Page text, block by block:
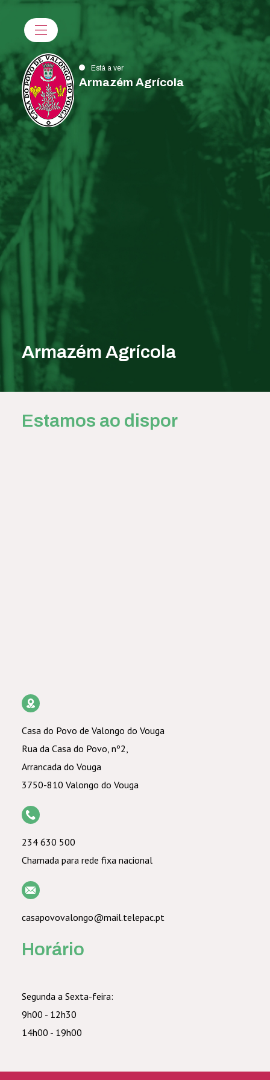
Está a ver
Armazém Agrícola
Armazém Agrícola
Estamos ao dispor
Casa do Povo de Valongo do Vouga
Rua da Casa do Povo, nº2,
Arrancada do Vouga
3750-810 Valongo do Vouga
234 630 500
Chamada para rede fixa nacional
casapovovalongo@mail.telepac.pt
Horário
Segunda a Sexta-feira:
9h00 - 12h30
14h00 - 19h00